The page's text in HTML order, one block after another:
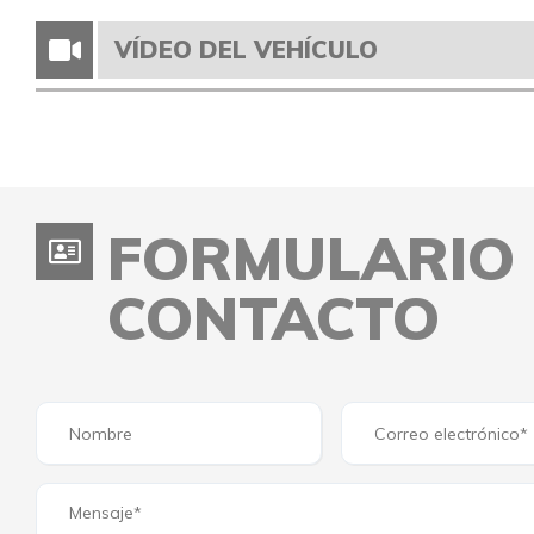
VÍDEO DEL VEHÍCULO
FORMULARIO
CONTACTO